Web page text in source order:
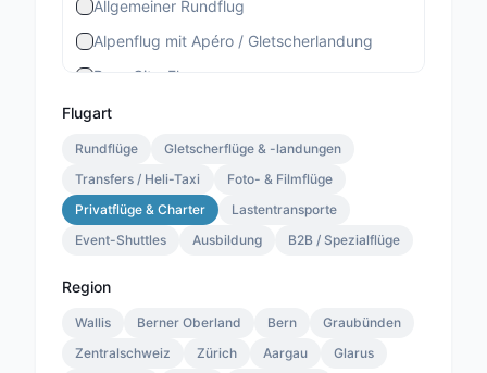
Allgemeiner Rundflug
Alpenflug mit Apéro / Gletscherlandung
Bern-City-Flug
Berner Stadtrundflug
Berner-Altstadt-Flug
Bernina-Gletscherflug
Bietschhorn-Region
Eiger-Mönch-Jungfrau
Gourmet Special
Gourmet Standard
Lauterbrunnen 13 Min.
Flugart
Rundflüge
Gletscherflüge & -landungen
Transfers / Heli-Taxi
Foto- & Filmflüge
Privatflüge & Charter
Lastentransporte
Event-Shuttles
Ausbildung B2B / Spezialflüge
Region
Wallis Berner Oberland Bern
Graubünden
Zentralschweiz
Zürich Aargau
Glarus